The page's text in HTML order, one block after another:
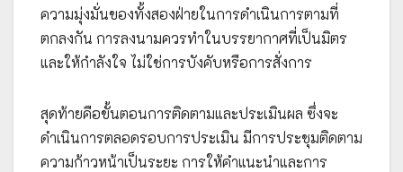
ความมุ่งมั่นของทั้งสองฝ่ายในการดำเนินการตามที่
ตกลงกัน การลงนามควรทำในบรรยากาศที่เป็นมิตร
และให้กำลังใจ ไม่ใช่การบังคับหรือการสั่งการ
สุดท้ายคือขั้นตอนการติดตามและประเมินผล ซึ่งจะ
ดำเนินการตลอดรอบการประเมิน มีการประชุมติดตาม
ความก้าวหน้าเป็นระยะ การให้คำแนะนำและการ